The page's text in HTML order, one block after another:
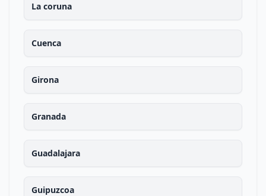
La coruna
Cuenca
Girona
Granada
Guadalajara
Guipuzcoa